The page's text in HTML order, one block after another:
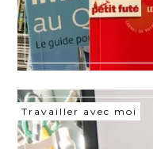
Travailler avec moi